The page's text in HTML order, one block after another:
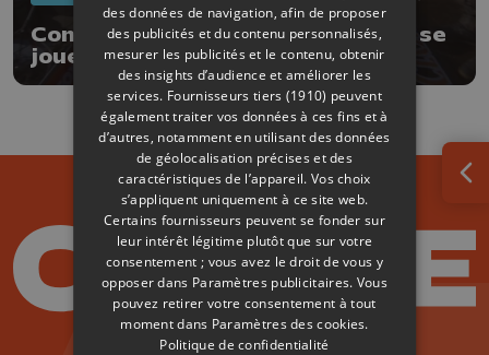
Concours de pêche au silure: cela se
joue au centimètre près!
des données de navigation, afin de proposer
des publicités et du contenu personnalisés,
mesurer les publicités et le contenu, obtenir
des insights d’audience et améliorer les
services. Fournisseurs tiers (1910) peuvent
également traiter vos données à ces fins et à
d’autres, notamment en utilisant des données
de géolocalisation précises et des
caractéristiques de l’appareil. Vos choix
s’appliquent uniquement à ce site web.
Certains fournisseurs peuvent se fonder sur
leur intérêt légitime plutôt que sur votre
consentement ; vous avez le droit de vous y
opposer dans Paramètres publicitaires. Vous
pouvez retirer votre consentement à tout
moment dans Paramètres des cookies.
Politique de confidentialité